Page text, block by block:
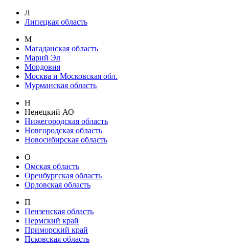
Л
Липецкая область
М
Магаданская область
Марий Эл
Мордовия
Москва и Московская обл.
Мурманская область
Н
Ненецкий АО
Нижегородская область
Новгородская область
Новосибирская область
О
Омская область
Оренбургская область
Орловская область
П
Пензенская область
Пермский край
Приморский край
Псковская область